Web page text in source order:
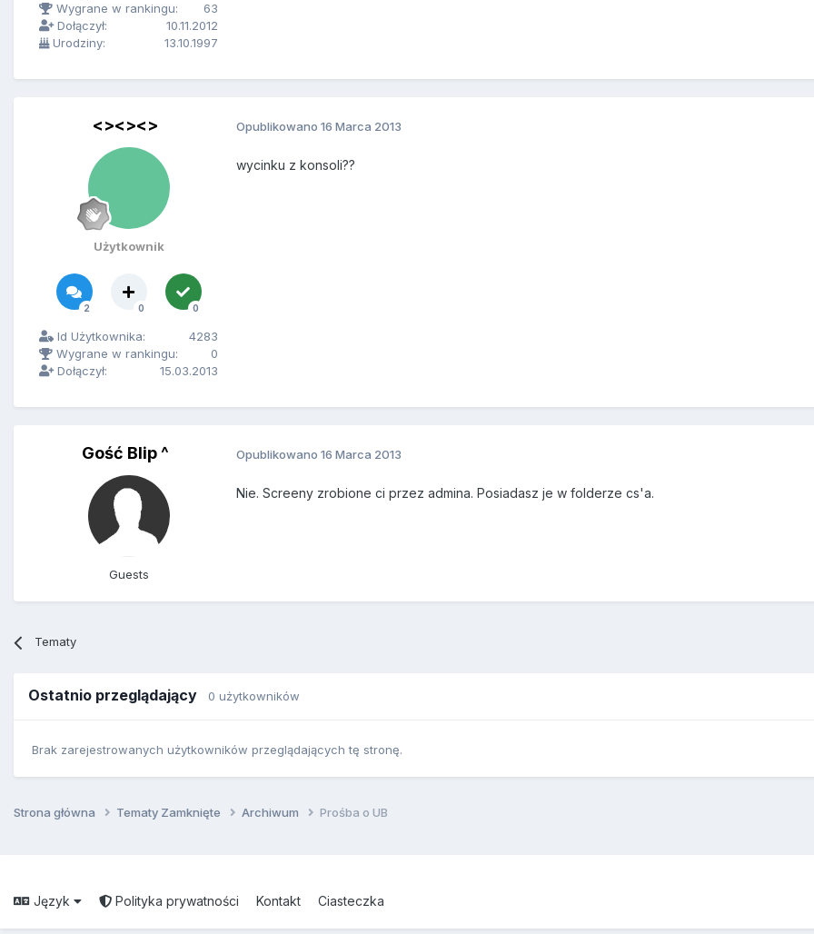
Wygrane w rankingu:
63
Dołączył:
10.11.2012
Urodziny:
13.10.1997
<><><>
Użytkownik
2 0 0
Id Użytkownika:
4283
Wygrane w rankingu:
0
Dołączył:
15.03.2013
Opublikowano 16 Marca 2013
wycinku z konsoli??
Gość Blip ^
Guests
Opublikowano 16 Marca 2013
Nie. Screeny zrobione ci przez admina. Posiadasz je w folderze cs'a.
Tematy
Ostatnio przeglądający 0 użytkowników
Brak zarejestrowanych użytkowników przeglądających tę stronę.
Strona główna Tematy Zamknięte Archiwum Prośba o UB
Język Polityka prywatności Kontakt Ciasteczka